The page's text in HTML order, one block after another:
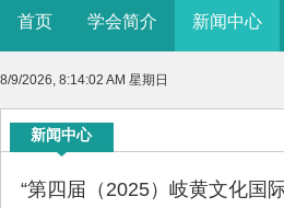
首页 学会简介 新闻中心
8/9/2026, 8:14:02 AM 星期日
新闻中心
“第四届（2025）岐黄文化国